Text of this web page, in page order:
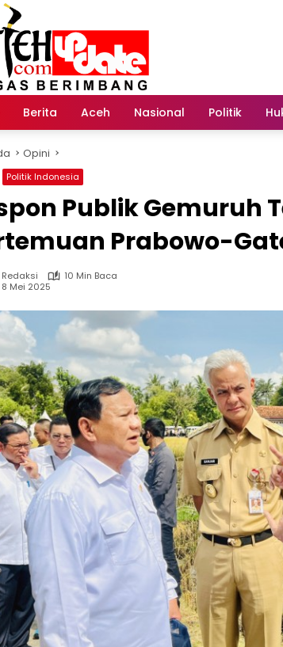
Berita Aceh Nasional Politik
Opini
Politik Indonesia
Publik Gemuruh
Prabowo-
Redaksi
10 Min Baca
8 Mei 2025